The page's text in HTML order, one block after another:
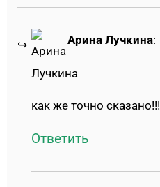
Арина Лучкина:
как же точно сказано!!!
Ответить